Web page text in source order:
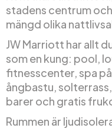
stadens centrum
mängd olika
JW Marriott har allt
som en kung: pool,
fitnesscenter, spa
ångbastu,
barer och gratis
Rummen är